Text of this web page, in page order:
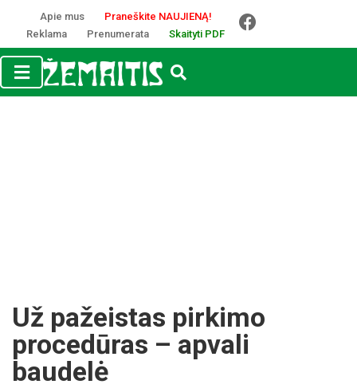
Apie mus
Praneškite NAUJIENĄ!
Reklama
Prenumerata Skaityti PDF
Už pažeistas pirkimo
procedūras – apvali
baudelė